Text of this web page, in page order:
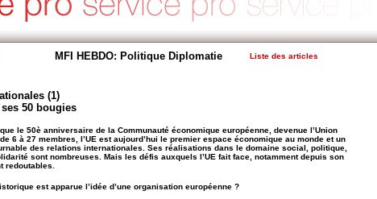
MFI HEBDO: Politique Diplomatie Liste des articles
(1)
50 bougies
le 50è anniversaire de la Communauté économique européenne, devenue l’Union
6 à 27 membres, l’UE est aujourd’hui le premier espace économique au monde et un
des relations internationales. Ses réalisations dans le domaine social, politique,
sont nombreuses. Mais les défis auxquels l’UE fait face, notamment depuis son
redoutables.
est apparue l’idée d’une organisation européenne ?